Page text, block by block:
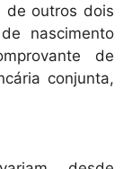
de outros dois
nascimento
de
conjunta,